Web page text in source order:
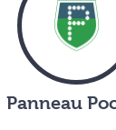
Panneau